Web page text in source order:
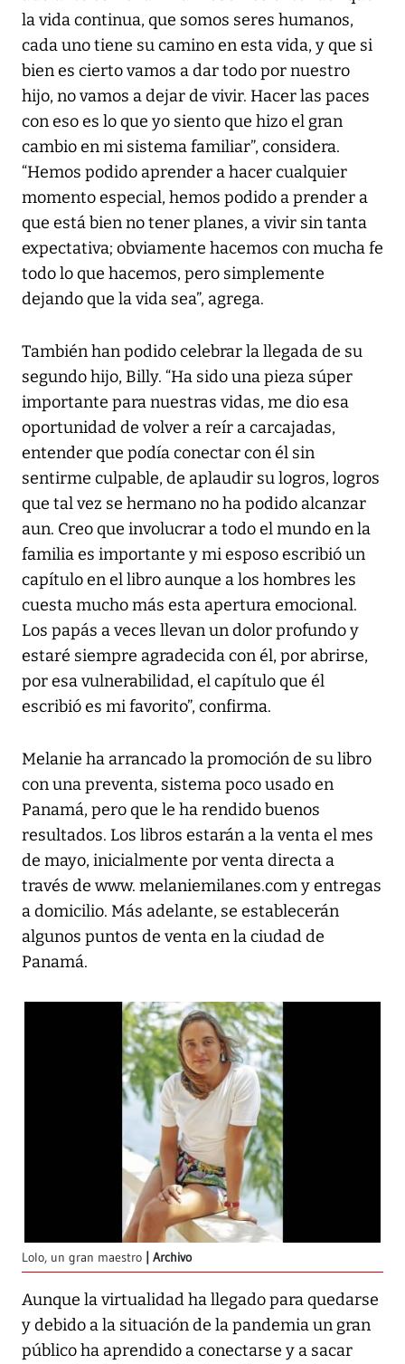
la vida continua, que somos seres humanos,
cada uno tiene su camino en esta vida, y que si
bien es cierto vamos a dar todo por nuestro
hijo, no vamos a dejar de vivir. Hacer las paces
con eso es lo que yo siento que hizo el gran
cambio en mi sistema familiar”, considera.
“Hemos podido aprender a hacer cualquier
momento especial, hemos podido a prender a
que está bien no tener planes, a vivir sin tanta
expectativa; obviamente hacemos con mucha fe
todo lo que hacemos, pero simplemente
dejando que la vida sea”, agrega.
También han podido celebrar la llegada de su
segundo hijo, Billy. “Ha sido una pieza súper
importante para nuestras vidas, me dio esa
oportunidad de volver a reír a carcajadas,
entender que podía conectar con él sin
sentirme culpable, de aplaudir su logros, logros
que tal vez se hermano no ha podido alcanzar
aun. Creo que involucrar a todo el mundo en la
familia es importante y mi esposo escribió un
capítulo en el libro aunque a los hombres les
cuesta mucho más esta apertura emocional.
Los papás a veces llevan un dolor profundo y
estaré siempre agradecida con él, por abrirse,
por esa vulnerabilidad, el capítulo que él
escribió es mi favorito”, confirma.
Melanie ha arrancado la promoción de su libro
con una preventa, sistema poco usado en
Panamá, pero que le ha rendido buenos
resultados. Los libros estarán a la venta el mes
de mayo, inicialmente por venta directa a
través de www. melaniemilanes.com y entregas
a domicilio. Más adelante, se establecerán
algunos puntos de venta en la ciudad de
Panamá.
Lolo, un gran maestro Archivo
Aunque la virtualidad ha llegado para quedarse
y debido a la situación de la pandemia un gran
público ha aprendido a conectarse y a sacar